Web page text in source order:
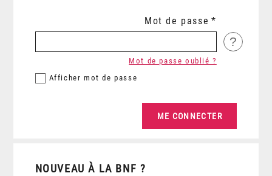
Mot de passe
?
Afficher mot de passe
Mot de passe oublié ?
NOUVEAU À LA BNF ?